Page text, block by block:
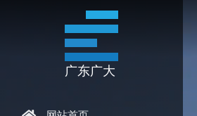
广东广大